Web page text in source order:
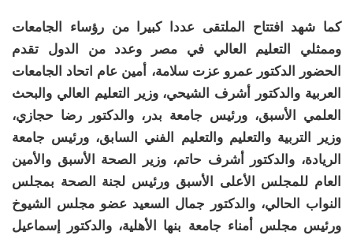
كما شهد افتتاح الملتقى عددا كبيرا من رؤساء الجامعات
وممثلي التعليم العالي في مصر وعدد من الدول تقدم
الحضور الدكتور عمرو عزت سلامة، أمين عام اتحاد الجامعات
العربية والدكتور أشرف الشيحي، وزير التعليم العالي والبحث
العلمي الأسبق، ورئيس جامعة بدر، والدكتور رضا حجازي،
وزير التربية والتعليم والتعليم الفني السابق، ورئيس جامعة
الريادة، والدكتور أشرف حاتم، وزير الصحة الأسبق والأمين
العام للمجلس الأعلى الأسبق ورئيس لجنة الصحة بمجلس
النواب الحالي، والدكتور جمال السعيد عضو مجلس الشيوخ
ورئيس مجلس أمناء جامعة بنها الأهلية، والدكتور إسماعيل